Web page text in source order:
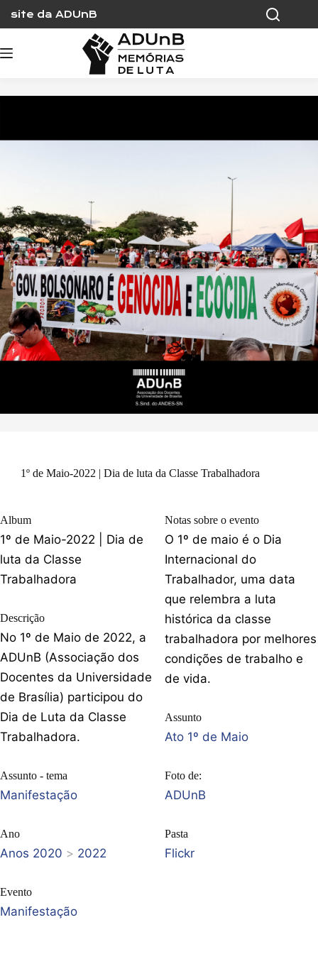
content
site da ADUnB
1º de Maio-2022 | Dia de luta da Classe Trabalhadora
Album
1º de Maio-2022 | Dia de
luta da Classe
Trabalhadora
Descrição
No 1º de Maio de 2022, a
ADUnB (Associação dos
Docentes da Universidade
de Brasília) participou do
Dia de Luta da Classe
Trabalhadora.
Assunto - tema
Manifestação
Ano
Anos 2020 > 2022
Evento
Manifestação
Notas sobre o evento
O 1º de maio é o Dia
Internacional do
Trabalhador, uma data
que relembra a luta
histórica da classe
trabalhadora por melhores
condições de trabalho e
de vida.
Assunto
Ato 1º de Maio
Foto de:
ADUnB
Pasta
Flickr